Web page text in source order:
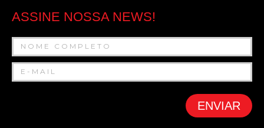
ASSINE NOSSA NEWS!
ENVIAR